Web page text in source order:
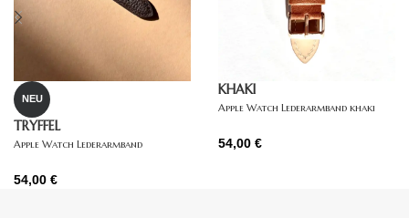
NEU
TRYFFEL
Apple Watch Lederarmband
54,00 €
KHAKI
Apple Watch Lederarmband khaki
54,00 €